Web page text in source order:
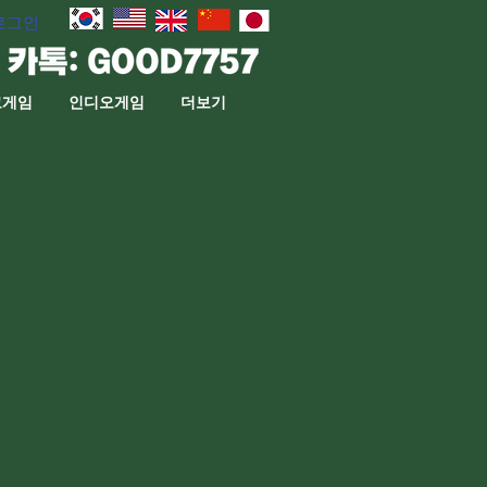
그인
임 인디오게임 더보기